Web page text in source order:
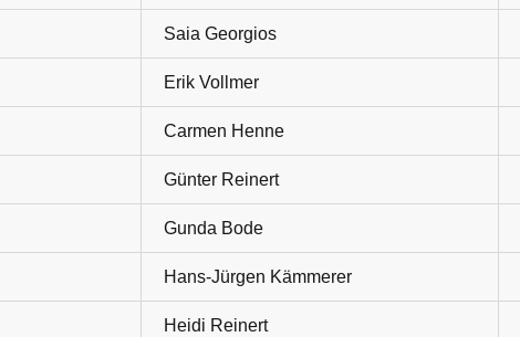
Saia Georgios
Erik Vollmer
Carmen Henne
Günter Reinert
Gunda Bode
Hans-Jürgen Kämmerer
Heidi Reinert